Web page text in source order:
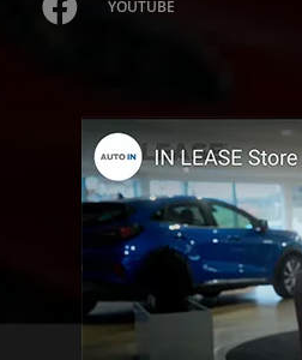
YOUTUBE